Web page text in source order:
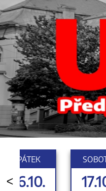
<
PÁTEK
16.10.